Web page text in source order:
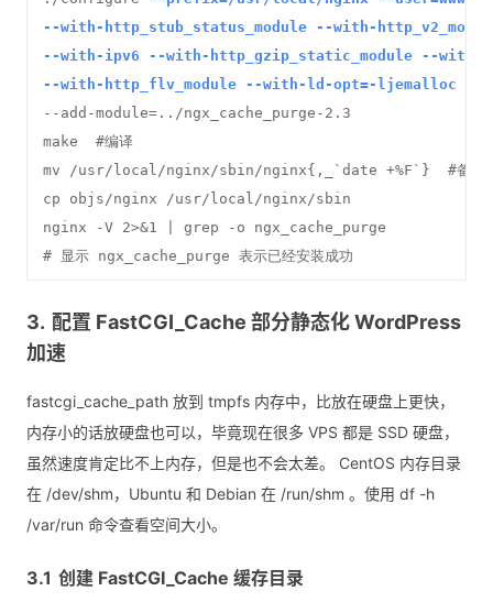
--with-http_stub_status_module --with-
--with-ipv6 --with-http_gzip_static_module --with-
--with-http_flv_module --with-ld-opt=-ljemalloc \
--add-module=../ngx_cache_purge-2.3
make  #编译
mv /usr/local/nginx/sbin/nginx{,_`date +%F`}  #备份
cp objs/nginx /usr/local/nginx/sbin
nginx -V 2>&1 | grep -o ngx_cache_purge
# 显示 ngx_cache_purge 表示已经安装成功
配置 FastCGI_Cache 部分静态化 WordPress
加速
fastcgi_cache_path 放到 tmpfs 内存中，比放在硬盘上更快，
内存小的话放硬盘也可以，毕竟现在很多 VPS 都是 SSD 硬盘，
虽然速度肯定比不上内存，但是也不会太差。 CentOS 内存目录
在 /dev/shm，Ubuntu 和 Debian 在 /run/shm 。使用 df -h
/var/run 命令查看空间大小。
创建 FastCGI_Cache 缓存目录